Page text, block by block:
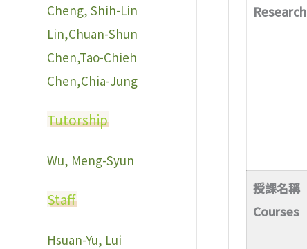
Cheng, Shih-Lin
Lin,Chuan-Shun
Chen,Tao-Chieh
Chen,Chia-Jung
Tutorship
Wu, Meng-Syun
Staff
Hsuan-Yu, Lui
Research
授課名稱
Courses